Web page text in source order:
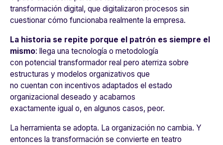
transformación digital, que digitalizaron procesos sin
cuestionar cómo funcionaba realmente la empresa.
La historia se repite porque el patrón es siempre el
mismo: llega una tecnología o metodología
con potencial transformador real pero aterriza sobre
estructuras y modelos organizativos que
no cuentan con incentivos adaptados el estado
organizacional deseado y acabamos
exactamente igual o, en algunos casos, peor.
La herramienta se adopta. La organización no cambia. Y
entonces la transformación se convierte en teatro